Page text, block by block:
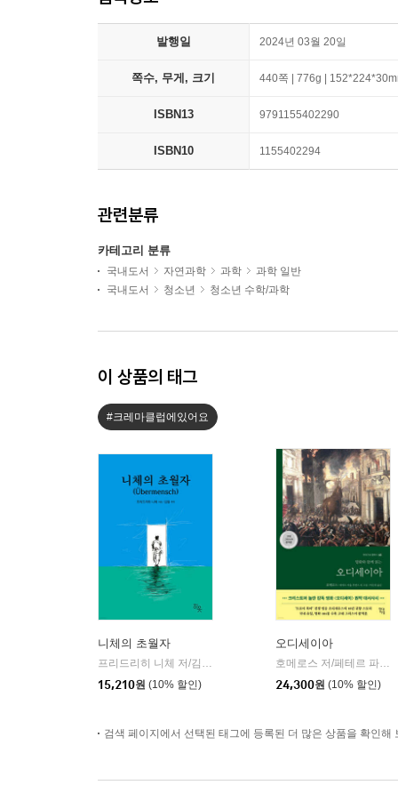
발행일 2024년 03월 20일
쪽수, 무게, 크기 440쪽 | 776g |
ISBN13 9791155402290
ISBN10 1155402294
관련분류
카테고리 분류
국내도서 자연과학 과학
과학 일반
국내도서
청소년 청소년 수학/과학
이 상품의 태그
#크레마클럽에있어요
니체의 초월자
프리드리히 니체 저/김철 편역
15,210원 (10% 할인)
오디세이아
호메로스 저/페테르 파울 루벤스 그림/박문재 역
24,300원 (10% 할인)
검색 페이지에서 선택된 태그에 등록된 더 많은 상품을 확인해